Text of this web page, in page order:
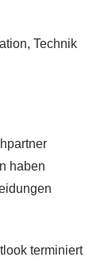
Technik
haben
terminiert